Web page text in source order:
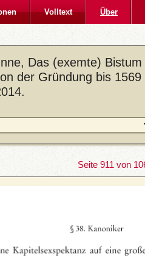
Volltext Über
Das (exemte)
der Gründung bis
Seite 911 von